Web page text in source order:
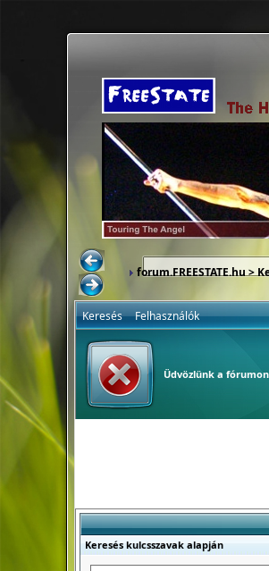
forum.FREESTATE.hu>
Keresés Felhasználók
Üdvözlünk a
Keresés kulcsszavak alapján